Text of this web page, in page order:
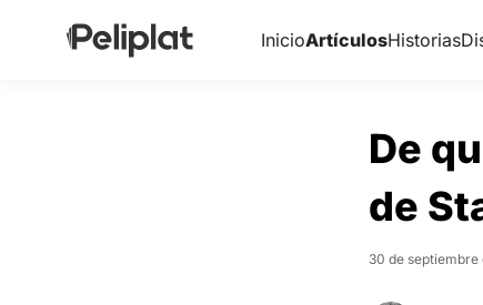
InicioArtículosHistorias
De
de
30 de septiembre